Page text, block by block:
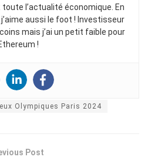
l’actualité économique. En
aussi le foot ! Investisseur
mais j’ai un petit faible pour
!
Olympiques Paris 2024
Post